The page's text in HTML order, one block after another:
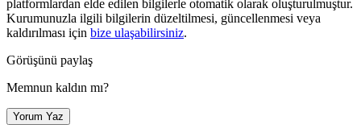
platformlardan elde edilen bilgilerle otomatik olarak oluşturulmuştur.
Kurumunuzla ilgili bilgilerin düzeltilmesi, güncellenmesi veya
kaldırılması için bize ulaşabilirsiniz.
Görüşünü paylaş
Memnun kaldın mı?
Yorum Yaz